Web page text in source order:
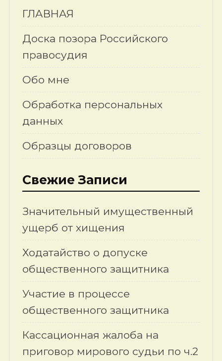
ГЛАВНАЯ
Доска позора Российского
правосудия
Обо мне
Обработка персональных
данных
Образцы договоров
Свежие Записи
Значительный имущественный
ущерб от хищения
Ходатайство о допуске
общественного защитника
Участие в процессе
общественного защитника
Кассационная жалоба на
приговор мирового судьи по ч.2